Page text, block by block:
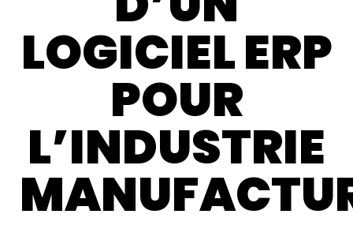
LOGICIEL ERP
POUR
L’INDUSTRIE